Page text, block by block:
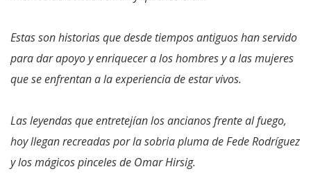
Estas son historias que desde tiempos antiguos han servido
para dar apoyo y enriquecer a los hombres y a las mujeres
que se enfrentan a la experiencia de estar vivos.
Las leyendas que entretejían los ancianos frente al fuego,
hoy llegan recreadas por la sobria pluma de Fede Rodríguez
y los mágicos pinceles de Omar Hirsig.